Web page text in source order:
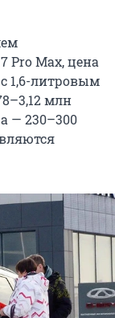
Pro Max, цена
1,6-литровым
млн
— 230–300